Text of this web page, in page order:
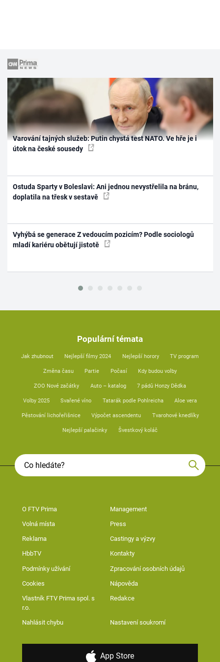
Varování tajných služeb: Putin chystá test NATO. Ve hře je i
útok na české sousedy
Ostuda Sparty v Boleslavi: Ani jednou nevystřelila na bránu,
doplatila na třesk v sestavě
Vyhýbá se generace Z vedoucím pozicím? Podle sociologů
mladí kariéru obětují jistotě
Populární témata
Jak zhubnout Nejlepší filmy 2024 Nejlepší horory TV program
Změna času Partie Počasí Kdy budou volby
ZOO Nové začátky Auto – katalog 7 pádů Honzy Dědka
Volby 2025 Svařené víno Tatarák podle Pohlreicha Aloe vera
Pěstování lichořeřišnice Výpočet ascendentu Tvarohové knedlíky
Nejlepší palačinky Švestkový koláč
O FTV Prima Management
Volná místa Press
Reklama Castingy a výzvy
HbbTV Kontakty
Podmínky užívání Zpracování osobních údajů
Cookies Nápověda
Vlastník FTV Prima spol. s
r.o.
Redakce
Nahlásit chybu Nastavení soukromí
App Store